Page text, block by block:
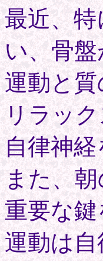
最近、
い、骨
運動と
リラッ
自律神
また、
重要な
運動は